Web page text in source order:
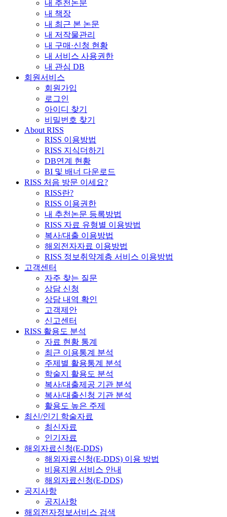
내 추천논문
내 책장
내 최근 본 논문
내 저작물관리
내 구매·신청 현황
내 서비스 사용권한
내 관심 DB
회원서비스
회원가입
로그인
아이디 찾기
비밀번호 찾기
About RISS
RISS 이용방법
RISS 지식더하기
DB연계 현황
BI 및 배너 다운로드
RISS 처음 방문 이세요?
RISS란?
RISS 이용권한
내 추천논문 등록방법
RISS 자료 유형별 이용방법
복사/대출 이용방법
해외전자자료 이용방법
RISS 정보취약계층 서비스 이용방법
고객센터
자주 찾는 질문
상담 신청
상담 내역 확인
고객제안
신고센터
RISS 활용도 분석
자료 현황 통계
최근 이용통계 분석
주제별 활용통계 분석
학술지 활용도 분석
복사/대출제공 기관 분석
복사/대출신청 기관 분석
활용도 높은 주제
최신/인기 학술자료
최신자료
인기자료
해외자료신청(E-DDS)
해외자료신청(E-DDS) 이용 방법
비용지원 서비스 안내
해외자료신청(E-DDS)
공지사항
공지사항
해외전자정보서비스 검색